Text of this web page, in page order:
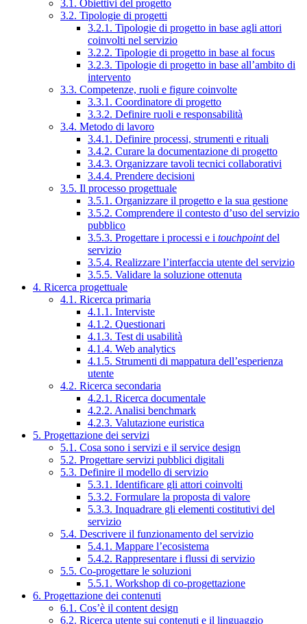
3.1. Obiettivi del progetto
3.2. Tipologie di progetti
3.2.1. Tipologie di progetto in base agli attori
coinvolti nel servizio
3.2.2. Tipologie di progetto in base al focus
3.2.3. Tipologie di progetto in base all’ambito di
intervento
3.3. Competenze, ruoli e figure coinvolte
3.3.1. Coordinatore di progetto
3.3.2. Definire ruoli e responsabilità
3.4. Metodo di lavoro
3.4.1. Definire processi, strumenti e rituali
3.4.2. Curare la documentazione di progetto
3.4.3. Organizzare tavoli tecnici collaborativi
3.4.4. Prendere decisioni
3.5. Il processo progettuale
3.5.1. Organizzare il progetto e la sua gestione
3.5.2. Comprendere il contesto d’uso del servizio
pubblico
3.5.3. Progettare i processi e i touchpointdel
servizio
3.5.4. Realizzare l’interfaccia utente del servizio
3.5.5. Validare la soluzione ottenuta
4. Ricerca progettuale
4.1. Ricerca primaria
4.1.1. Interviste
4.1.2. Questionari
4.1.3. Test di usabilità
4.1.4. Web analytics
4.1.5. Strumenti di mappatura dell’esperienza
utente
4.2. Ricerca secondaria
4.2.1. Ricerca documentale
4.2.2. Analisi benchmark
4.2.3. Valutazione euristica
5. Progettazione dei servizi
5.1. Cosa sono i servizi e il service design
5.2. Progettare servizi pubblici digitali
5.3. Definire il modello di servizio
5.3.1. Identificare gli attori coinvolti
5.3.2. Formulare la proposta di valore
5.3.3. Inquadrare gli elementi costitutivi del
servizio
5.4. Descrivere il funzionamento del servizio
5.4.1. Mappare l’ecosistema
5.4.2. Rappresentare i flussi di servizio
5.5. Co-progettare le soluzioni
5.5.1. Workshop di co-progettazione
6. Progettazione dei contenuti
6.1. Cos’è il content design
6.2. Ricerca utente sui contenuti e il linguaggio